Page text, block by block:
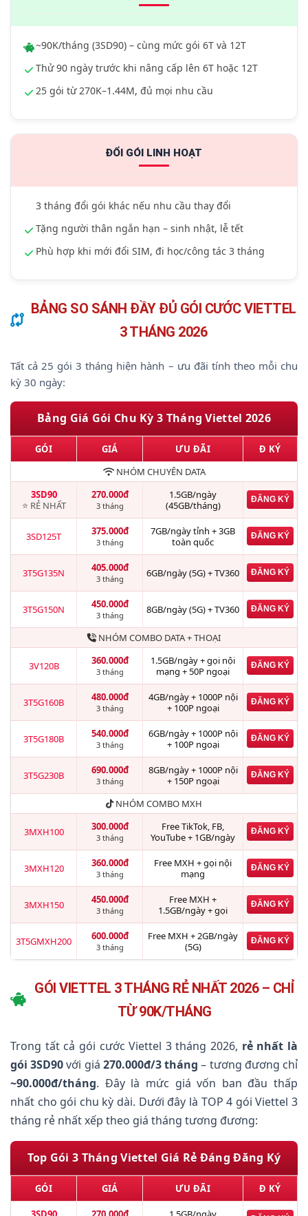
~90K/tháng (3SD90) – cùng mức gói 6T và 12T
Thử 90 ngày trước khi nâng cấp lên 6T hoặc 12T
25 gói từ 270K–1.44M, đủ mọi nhu cầu
ĐỔI GÓI LINH HOẠT
3 tháng đổi gói khác nếu nhu cầu thay đổi
Tặng người thân ngắn hạn – sinh nhật, lễ tết
Phù hợp khi mới đổi SIM, đi học/công tác 3 tháng
BẢNG SO SÁNH ĐẦY ĐỦ GÓI CƯỚC VIETTEL
3 THÁNG 2026
Tất cả 25 gói 3 tháng hiện hành – ưu đãi tính theo mỗi chu
kỳ 30 ngày:
Bảng Giá Gói Chu Kỳ 3 Tháng Viettel 2026
GÓI GIÁ ƯU ĐÃI
Đ KÝ
NHÓM CHUYÊN DATA
3SD90
⭐ RẺ NHẤT
270.000đ
3 tháng
1.5GB/ngày
(45GB/tháng)
ĐĂNG KÝ
3SD125T 375.000đ
3 tháng
7GB/ngày tỉnh + 3GB
toàn quốc
ĐĂNG KÝ
3T5G135N 405.000đ
3 tháng 6GB/ngày (5G) + TV360 ĐĂNG KÝ
3T5G150N 450.000đ
3 tháng 8GB/ngày (5G) + TV360 ĐĂNG KÝ
NHÓM COMBO DATA + THOẠI
3V120B 360.000đ
3 tháng
1.5GB/ngày + gọi nội
mạng + 50P ngoại
ĐĂNG KÝ
3T5G160B 480.000đ
3 tháng
4GB/ngày + 1000P nội
+ 100P ngoại
ĐĂNG KÝ
3T5G180B 540.000đ
3 tháng
6GB/ngày + 1000P nội
+ 100P ngoại
ĐĂNG KÝ
3T5G230B 690.000đ
3 tháng
8GB/ngày + 1000P nội
+ 150P ngoại
ĐĂNG KÝ
NHÓM COMBO MXH
3MXH100 300.000đ
3 tháng
Free TikTok, FB,
YouTube + 1GB/ngày
ĐĂNG KÝ
3MXH120 360.000đ
3 tháng
Free MXH + gọi nội
mạng
ĐĂNG KÝ
3MXH150 450.000đ
3 tháng
Free MXH +
1.5GB/ngày + gọi
ĐĂNG KÝ
3T5GMXH200 600.000đ
3 tháng
Free MXH + 2GB/ngày
(5G)
ĐĂNG KÝ
GÓI VIETTEL 3 THÁNG RẺ NHẤT 2026 – CHỈ
TỪ 90K/THÁNG
Trong tất cả gói cước Viettel 3 tháng 2026, rẻ nhất là
gói 3SD90với giá 270.000đ/3 tháng – tương đương chỉ
~90.000đ/tháng. Đây là mức giá vốn ban đầu thấp
nhất cho gói chu kỳ dài. Dưới đây là TOP 4 gói Viettel 3
tháng rẻ nhất xếp theo giá tháng tương đương:
Top Gói 3 Tháng Viettel Giá Rẻ Đáng Đăng Ký
GÓI GIÁ ƯU ĐÃI Đ KÝ